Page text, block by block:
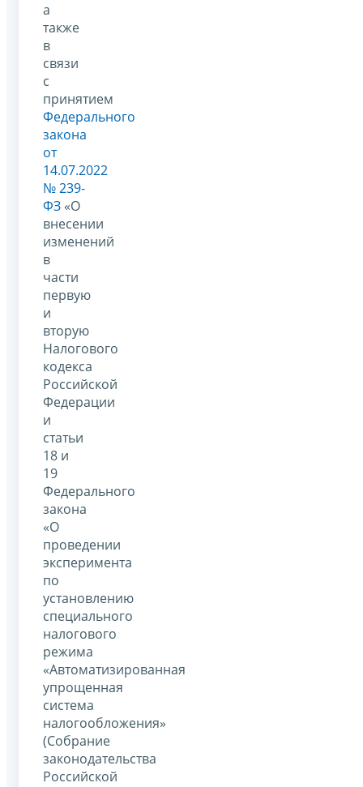
а
также
в
связи
с
принятием
Федерального
закона
от
14.07.2022
№ 239-
ФЗ «О
внесении
изменений
в
части
первую
и
вторую
Налогового
кодекса
Российской
Федерации
и
статьи
18 и
19
Федерального
закона
«О
проведении
эксперимента
по
установлению
специального
налогового
режима
«Автоматизированная
упрощенная
система
налогообложения»
(Собрание
законодательства
Российской